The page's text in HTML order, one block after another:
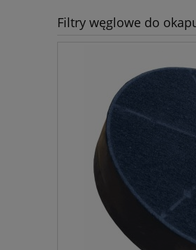
Filtry węglowe do